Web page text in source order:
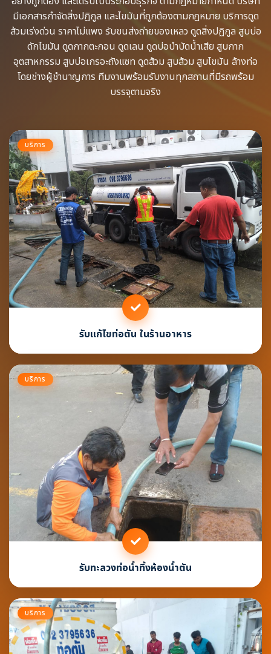
มีเอกสารกำจัดสิ่งปฏิกูล​ และไขมันที่ถูกต้องตามกฎหมาย บริการดูด
ส้วมเร่งด่วน​ ราคาไม่แพง รับขนส่งถ่ายของเหลว​ ดูดสิ่งปฏิกูล​ สูบบ่อ
ดักไขมัน​ ดูดกากตะกอน​ ดูดเลน​ ดูดบ่อบำบัดน้ำเสีย​ สูบกาก
อุตสาหกรรม​ สูบบ่อเกรอะถังแซท​ ดูดส้วม​ สูบส้วม​ สูบไขมัน​ ล้างท่อ​
โดยช่างผู้ชำนาญการ​ ทีมงานพร้อม​รับงานทุกสถานที่​มีรถพร้อม
บรรจุ​ตามจริง
บริการ
รับแก้ไขท่อตัน ในร้านอาหาร
บริการ
รับทะลวงท่อน้ำทิ้งห้องน้ำตัน
บริการ